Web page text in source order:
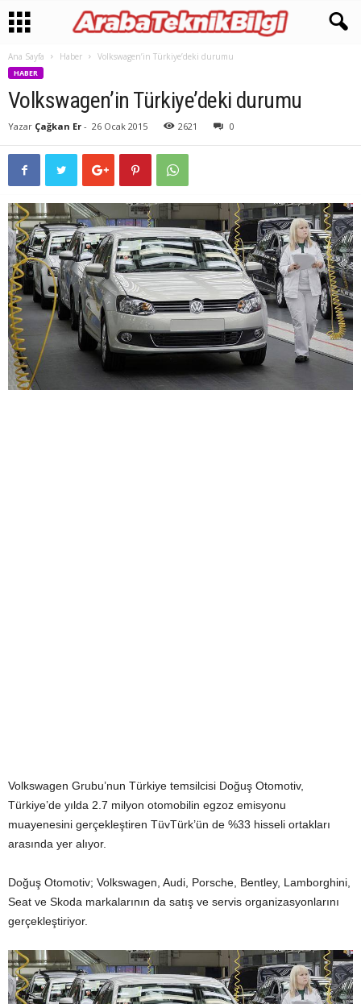
Ana Sayfa Haber Volkswagen’in Türkiye’deki durumu
HABER
Volkswagen’in Türkiye’deki durumu
Yazar Çağkan Er - 26 Ocak 2015 2621 0
Volkswagen Grubu’nun Türkiye temsilcisi Doğuş Otomotiv,
Türkiye’de yılda 2.7 milyon otomobilin egzoz emisyonu
muayenesini gerçekleştiren TüvTürk’ün de %33 hisseli ortakları
arasında yer alıyor.
Doğuş Otomotiv; Volkswagen, Audi, Porsche, Bentley, Lamborghini,
Seat ve Skoda markalarının da satış ve servis organizasyonlarını
gerçekleştiriyor.